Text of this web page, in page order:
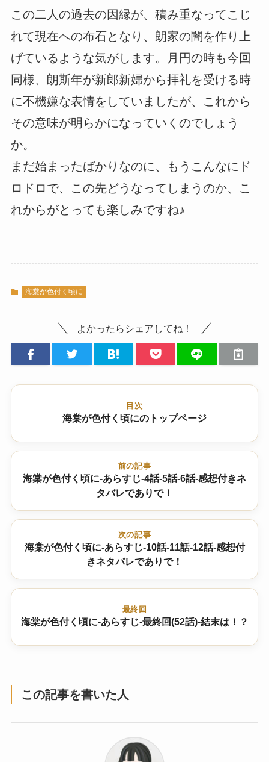
この二人の過去の因縁が、積み重なってこじ
れて現在への布石となり、朗家の闇を作り上
げているような気がします。月円の時も今回
同様、朗斯年が新郎新婦から拝礼を受ける時
に不機嫌な表情をしていましたが、これから
その意味が明らかになっていくのでしょう
か。
まだ始まったばかりなのに、もうこんなにド
ロドロで、この先どうなってしまうのか、こ
れからがとっても楽しみですね♪
海棠が色付く頃に
よかったらシェアしてね！
目次
海棠が色付く頃にのトップページ
前の記事
海棠が色付く頃に-あらすじ-4話-5話-6話-感想付きネ
タバレでありで！
次の記事
海棠が色付く頃に-あらすじ-10話-11話-12話-感想付
きネタバレでありで！
最終回
海棠が色付く頃に-あらすじ-最終回(52話)-結末は！？
この記事を書いた人